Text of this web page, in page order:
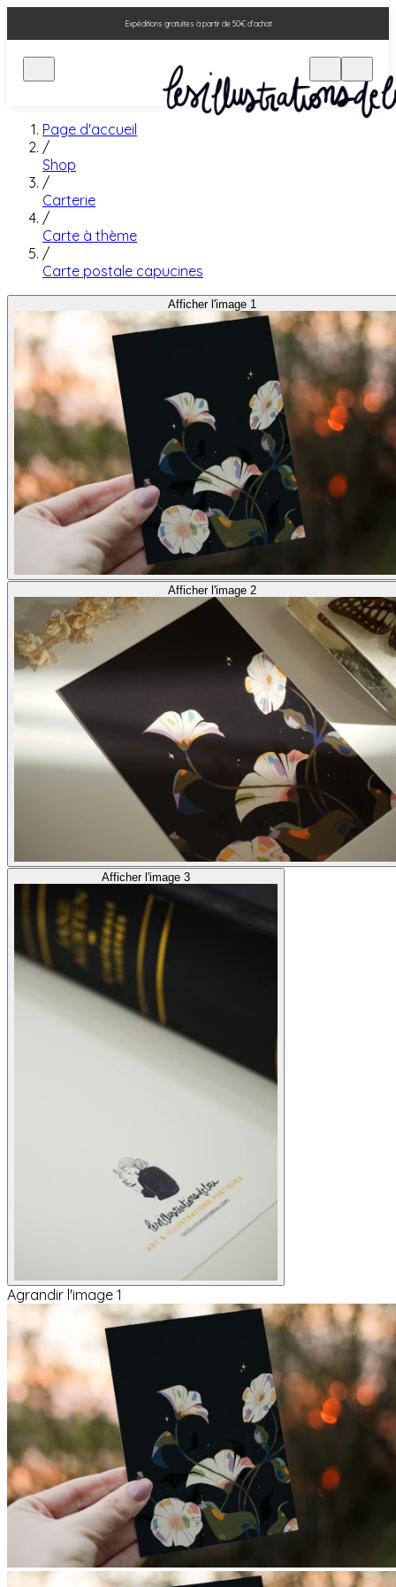
Expéditions gratuites à partir de 50€ d'achat
Page d'accueil
/
Shop
/
Carterie
/
Carte à thème
/
Carte postale capucines
Afficher l'image 1
Afficher l'image 2
Afficher l'image 3
Agrandir l'image 1